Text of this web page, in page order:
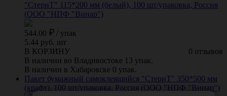
"СтериТ" 115*200 мм (белый), 100 шт/упаковка, Россия
(ООО "НПФ "Винар")
544.00 / упак
5.44 руб. шт
0 отзывов
В КОРЗИНУ
В наличии во Владивостоке 13 упак.
В наличии в Хабаровске 0 упак.
Пакет бумажный самоклеящийся "СтериТ" 350*500 мм
(крафт), 100 шт/упаковка, Россия (ООО "НПФ "Винар")